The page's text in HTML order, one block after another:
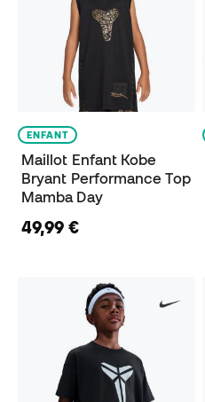
ENFANT
Maillot Enfant Kobe
Bryant Performance Top
Mamba Day
49,99 €